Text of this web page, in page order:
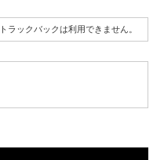
トラックバックは利用できません。